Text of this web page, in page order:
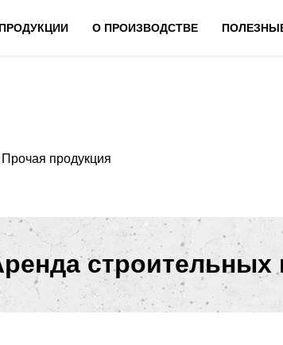
О ПРОИЗВОДСТВЕ
Прочая продукция
строительных